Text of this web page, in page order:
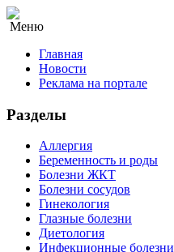
Меню
Главная
Новости
Реклама на портале
Разделы
Аллергия
Беременность и роды
Болезни ЖКТ
Болезни сосудов
Гинекология
Глазные болезни
Диетология
Инфекционные болезни